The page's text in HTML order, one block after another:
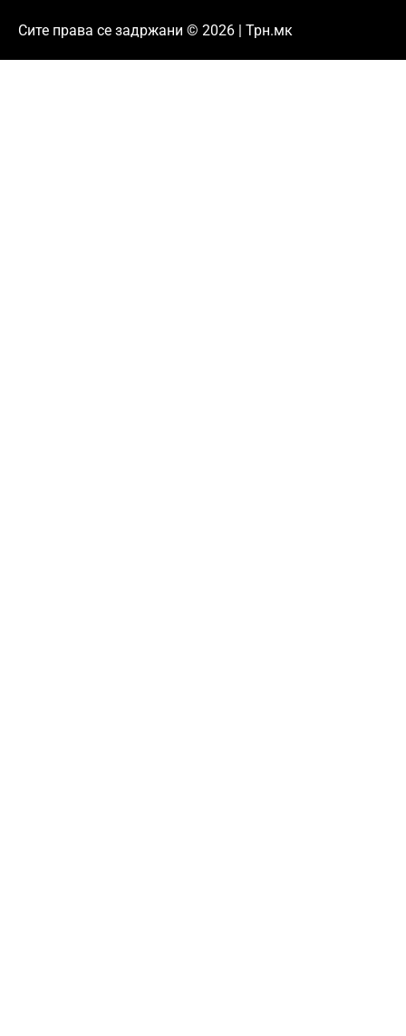
Сите права се задржани © 2026 | Трн.мк